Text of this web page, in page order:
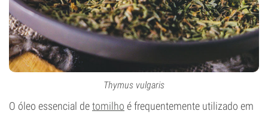
Thymus vulgaris
O óleo essencial detomilho é frequentemente utilizado em